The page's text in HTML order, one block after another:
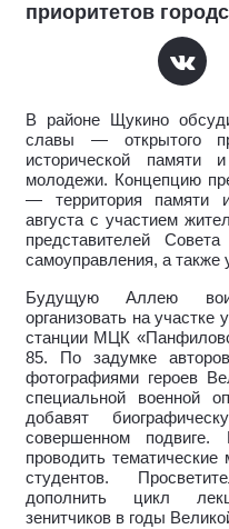
приоритетов
В районе Щукино
славы — открытого
исторической памяти и
молодежи. Концепцию
— территория памяти
августа с участием
представителей
самоуправления, а также
Будущую Аллею
организовать на
станции МЦК
85. По задумке
фотографиями героев
специальной военной
добавят
совершенном
проводить
студентов.
дополнить цикл
зенитчиков в годы